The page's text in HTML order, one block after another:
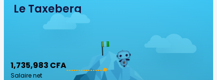
Le Taxeberg
1,735,983 CFA
Salaire net